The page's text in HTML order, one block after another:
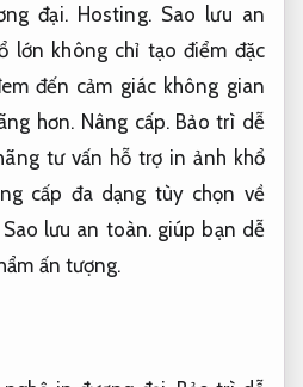
đại. Hosting. Sao lưu an
lớn không chỉ tạo điểm đặc
đến cảm giác không gian
hơn. Nâng cấp. Bảo trì dễ
tư vấn hỗ trợ in ảnh khổ
cấp đa dạng tùy chọn về
Sao lưu an toàn. giúp bạn dễ
ấn tượng.